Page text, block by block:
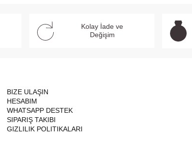
Kolay İade ve
Değişim
BIZE ULAŞIN
HESABIM
WHATSAPP DESTEK
SIPARIŞ TAKIBI
GIZLILIK POLITIKALARI